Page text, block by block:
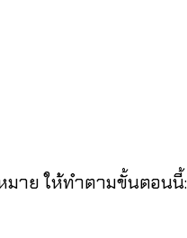
าย ให้ทำตามขั้นตอนนี้: